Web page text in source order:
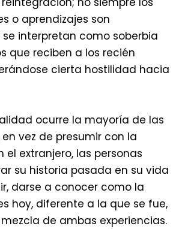
o aprendizajes son
interpretan como soberbia
que reciben a los recién
cierta hostilidad hacia
ocurre la mayoría de las
vez de presumir con la
el extranjero, las personas
su historia pasada en su vida
darse a conocer como la
hoy, diferente a la que se fue,
de ambas experiencias.